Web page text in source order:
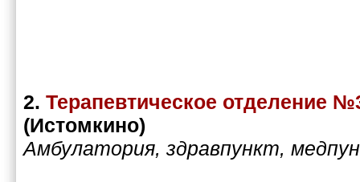
2. Терапевтическое
(Истомкино)
Амбулатория, здравпункт,